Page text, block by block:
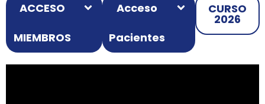
ACCESO
MIEMBROS
Acceso
Pacientes
CURSO
2026